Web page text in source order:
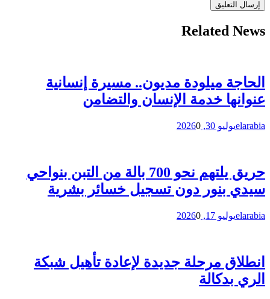
Related News
الحاجة ميلودة مديون.. مسيرة إنسانية
عنوانها خدمة الإنسان والتضامن
elarabiaيوليو 30, 2026 0
حريق يلتهم نحو 700 بالة من التبن بنواحي
سيدي بنور دون تسجيل خسائر بشرية
elarabiaيوليو 17, 2026 0
انطلاق مرحلة جديدة لإعادة تأهيل شبكة
الري بدكالة